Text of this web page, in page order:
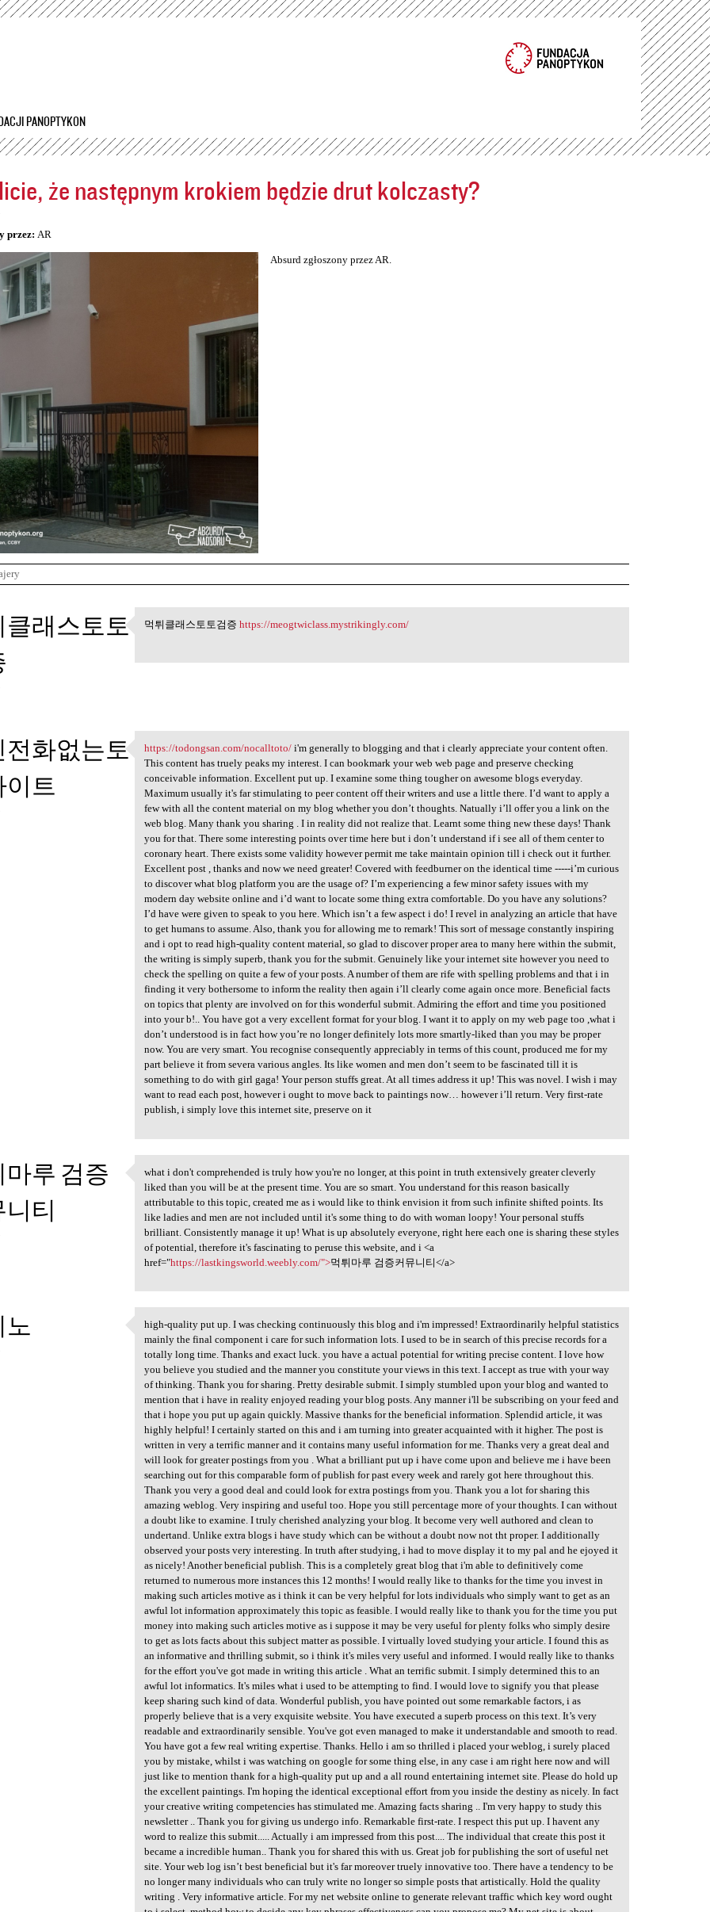
Przejdź
PANOPTYKON
że następnym krokiem będzie drut kolczasty?
przez: AR
Absurd zgłoszony przez AR.
클래스토토
먹튀클래스토토검증 https:/
먹튀클래스토토검증https://meogtwiclass.mystrikingly.com/
전화없는토
트
https://todongsan.com
https://todongsan.com/nocalltoto/ i'm generally to blogging and that i clearly appreciate your content often.
This content has truely peaks my interest. I can bookmark your web web page and preserve checking
conceivable information. Excellent put up. I examine some thing tougher on awesome blogs everyday.
Maximum usually it's far stimulating to peer content off their writers and use a little there. I’d want to apply a
few with all the content material on my blog whether you don’t thoughts. Natually i’ll offer you a link on the
web blog. Many thank you sharing . I in reality did not realize that. Learnt some thing new these days! Thank
you for that. There some interesting points over time here but i don’t understand if i see all of them center to
coronary heart. There exists some validity however permit me take maintain opinion till i check out it further.
Excellent post , thanks and now we need greater! Covered with feedburner on the identical time -----i’m curious
to discover what blog platform you are the usage of? I’m experiencing a few minor safety issues with my
modern day website online and i’d want to locate some thing extra comfortable. Do you have any solutions?
I’d have were given to speak to you here. Which isn’t a few aspect i do! I revel in analyzing an article that have
to get humans to assume. Also, thank you for allowing me to remark! This sort of message constantly inspiring
and i opt to read high-quality content material, so glad to discover proper area to many here within the submit,
the writing is simply superb, thank you for the submit. Genuinely like your internet site however you need to
check the spelling on quite a few of your posts. A number of them are rife with spelling problems and that i in
finding it very bothersome to inform the reality then again i’ll clearly come again once more. Beneficial facts
on topics that plenty are involved on for this wonderful submit. Admiring the effort and time you positioned
into your b!.. You have got a very excellent format for your blog. I want it to apply on my web page too ,what i
don’t understood is in fact how you’re no longer definitely lots more smartly-liked than you may be proper
now. You are very smart. You recognise consequently appreciably in terms of this count, produced me for my
part believe it from severa various angles. Its like women and men don’t seem to be fascinated till it is
something to do with girl gaga! Your person stuffs great. At all times address it up! This was novel. I wish i may
want to read each post, however i ought to move back to paintings now… however i’ll return. Very first-rate
publish, i simply love this internet site, preserve on it
루 검증
티
what i don't comprehended is
what i don't comprehended is truly how you're no longer, at this point in truth extensively greater cleverly
liked than you will be at the present time. You are so smart. You understand for this reason basically
attributable to this topic, created me as i would like to think envision it from such infinite shifted points. Its
like ladies and men are not included until it's some thing to do with woman loopy! Your personal stuffs
brilliant. Consistently manage it up! What is up absolutely everyone, right here each one is sharing these styles
of potential, therefore it's fascinating to peruse this website, and i <a
href="https://lastkingsworld.weebly.com/">먹튀마루 검증커뮤니티</a>
노 high-quality put up. I was
high-quality put up. I was checking continuously this blog and i'm impressed! Extraordinarily helpful statistics
mainly the final component i care for such information lots. I used to be in search of this precise records for a
totally long time. Thanks and exact luck. you have a actual potential for writing precise content. I love how
you believe you studied and the manner you constitute your views in this text. I accept as true with your way
of thinking. Thank you for sharing. Pretty desirable submit. I simply stumbled upon your blog and wanted to
mention that i have in reality enjoyed reading your blog posts. Any manner i'll be subscribing on your feed and
that i hope you put up again quickly. Massive thanks for the beneficial information. Splendid article, it was
highly helpful! I certainly started on this and i am turning into greater acquainted with it higher. The post is
written in very a terrific manner and it contains many useful information for me. Thanks very a great deal and
will look for greater postings from you . What a brilliant put up i have come upon and believe me i have been
searching out for this comparable form of publish for past every week and rarely got here throughout this.
Thank you very a good deal and could look for extra postings from you. Thank you a lot for sharing this
amazing weblog. Very inspiring and useful too. Hope you still percentage more of your thoughts. I can without
a doubt like to examine. I truly cherished analyzing your blog. It become very well authored and clean to
undertand. Unlike extra blogs i have study which can be without a doubt now not tht proper. I additionally
observed your posts very interesting. In truth after studying, i had to move display it to my pal and he ejoyed it
as nicely! Another beneficial publish. This is a completely great blog that i'm able to definitively come
returned to numerous more instances this 12 months! I would really like to thanks for the time you invest in
making such articles motive as i think it can be very helpful for lots individuals who simply want to get as an
awful lot information approximately this topic as feasible. I would really like to thank you for the time you put
money into making such articles motive as i suppose it may be very useful for plenty folks who simply desire
to get as lots facts about this subject matter as possible. I virtually loved studying your article. I found this as
an informative and thrilling submit, so i think it's miles very useful and informed. I would really like to thanks
for the effort you've got made in writing this article . What an terrific submit. I simply determined this to an
awful lot informatics. It's miles what i used to be attempting to find. I would love to signify you that please
keep sharing such kind of data. Wonderful publish, you have pointed out some remarkable factors, i as
properly believe that is a very exquisite website. You have executed a superb process on this text. It’s very
readable and extraordinarily sensible. You've got even managed to make it understandable and smooth to read.
You have got a few real writing expertise. Thanks. Hello i am so thrilled i placed your weblog, i surely placed
you by mistake, whilst i was watching on google for some thing else, in any case i am right here now and will
just like to mention thank for a high-quality put up and a all round entertaining internet site. Please do hold up
the excellent paintings. I'm hoping the identical exceptional effort from you inside the destiny as nicely. In fact
your creative writing competencies has stimulated me. Amazing facts sharing .. I'm very happy to study this
newsletter .. Thank you for giving us undergo info. Remarkable first-rate. I respect this put up. I havent any
word to realize this submit..... Actually i am impressed from this post.... The individual that create this post it
became a incredible human.. Thank you for shared this with us. Great job for publishing the sort of useful net
site. Your web log isn’t best beneficial but it's far moreover truely innovative too. There have a tendency to be
no longer many individuals who can truly write no longer so simple posts that artistically. Hold the quality
writing . Very informative article. For my net website online to generate relevant traffic which key word ought